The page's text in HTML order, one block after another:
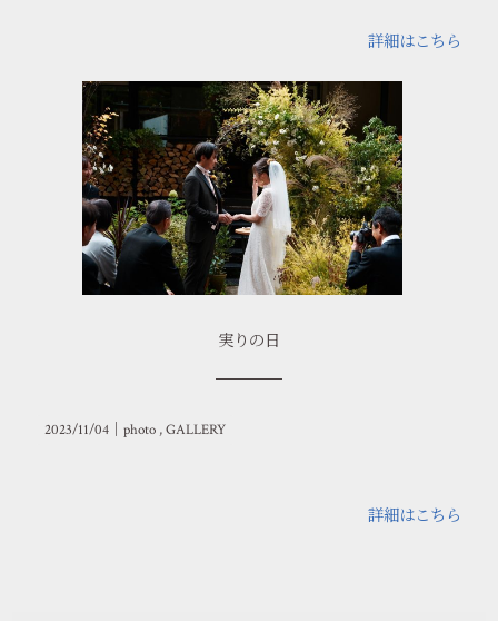
詳細はこちら
実りの日
2023/11/04｜photo GALLERY
詳細はこちら